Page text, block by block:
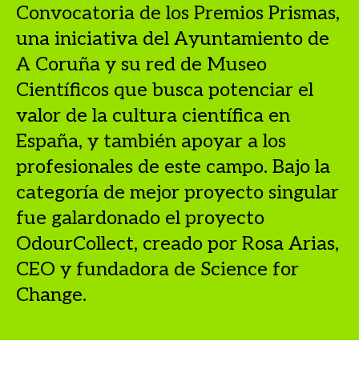
Convocatoria de los Premios Prismas,
una iniciativa del Ayuntamiento de
A Coruña y su red de Museo
Científicos que busca potenciar el
valor de la cultura científica en
España, y también apoyar a los
profesionales de este campo. Bajo la
categoría de mejor proyecto singular
fue galardonado el proyecto
OdourCollect, creado por Rosa Arias,
CEO y fundadora de Science for
Change.